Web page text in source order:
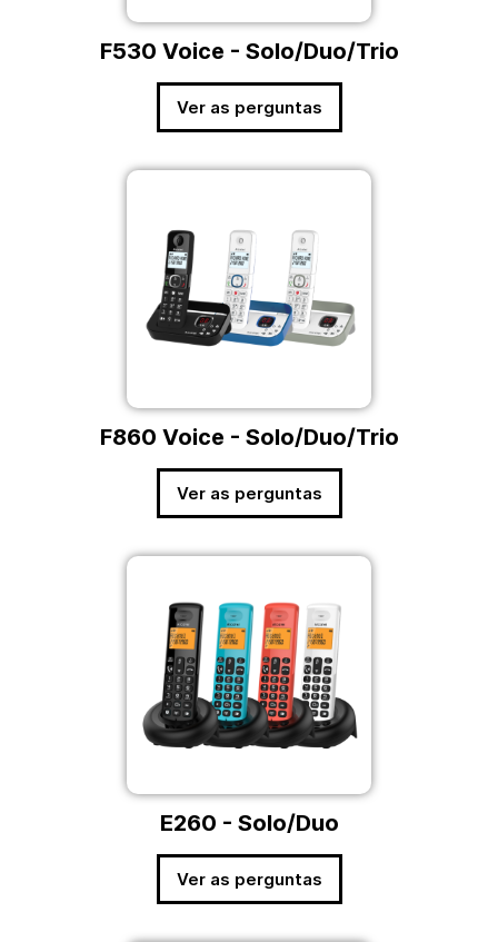
F530 Voice - Solo/Duo/Trio
Ver as perguntas
F860 Voice - Solo/Duo/Trio
Ver as perguntas
E260 - Solo/Duo
Ver as perguntas